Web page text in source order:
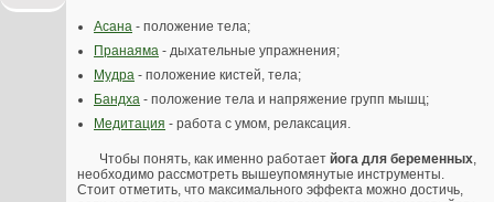
Асана - положение тела;
Пранаяма - дыхательные упражнения;
Мудра - положение кистей, тела;
Бандха - положение тела и напряжение групп мышц;
Медитация - работа с умом, релаксация.
Чтобы понять, как именно работает йога для беременных,
необходимо рассмотреть вышеупомянутые инструменты.
Стоит отметить, что максимального эффекта можно достичь,